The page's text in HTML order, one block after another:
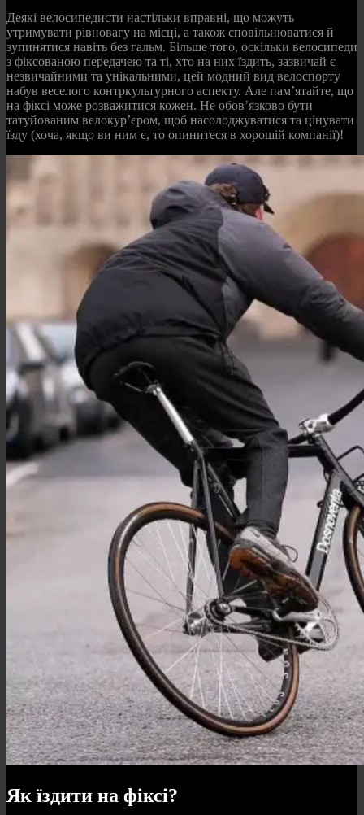
Деякі велосипедисти настільки вправні, що можуть
утримувати рівновагу на місці, а також сповільнюватися й
зупинятися навіть без гальм. Більше того, оскільки велосипеди
з фіксованою передачею та ті, хто на них їздить, зазвичай є
незвичайними та унікальними, цей модний вид велоспорту
набув веселого контркультурного аспекту. Але пам’ятайте, що
на фіксі може розважитися кожен. Не обов’язково бути
татуйованим велокур’єром, щоб насолоджуватися та цінувати
їзду (хоча, якщо ви ним є, то опинитеся в хорошій компанії)!
Як їздити на фіксі?